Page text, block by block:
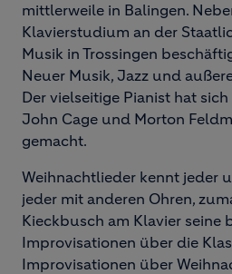
mittlerweile in Balingen.
Klavierstudium an der
Musik in Trossingen
Neuer Musik, Jazz und
Der vielseitige Pianist hat
John Cage und Morton
gemacht.
Weihnachtlieder kennt jeder
jeder mit anderen Ohren,
Kieckbusch am Klavier seine
Improvisationen über die
Improvisationen über